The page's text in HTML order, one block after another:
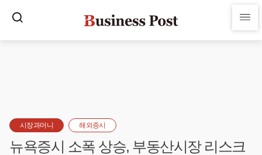
시장과머니 해외증시
뉴욕증시 소폭 상승, 부동산시장 리스크